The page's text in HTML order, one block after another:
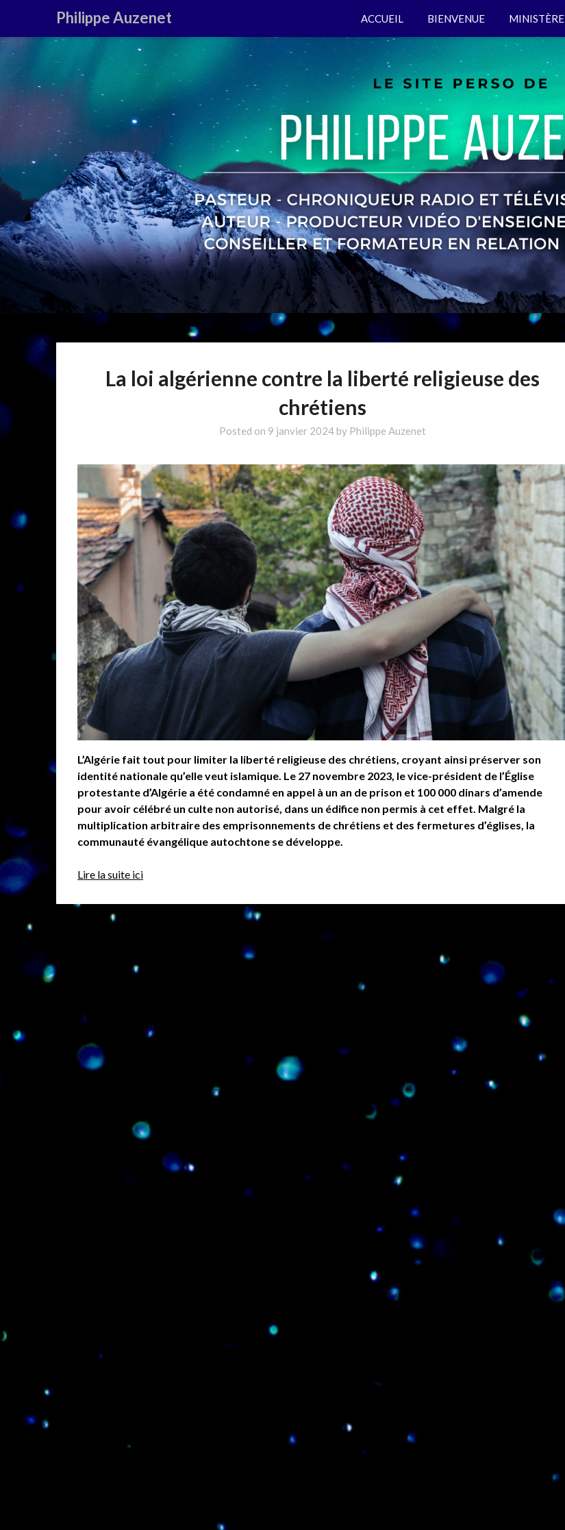
Philippe Auzenet ACCUEIL BIENVENUE MINISTÈRE
La loi algérienne contre la liberté religieuse des
chrétiens
Posted on 9 janvier 2024 by Philippe Auzenet
L’Algérie fait tout pour limiter la liberté religieuse des chrétiens, croyant ainsi préserver son
identité nationale qu’elle veut islamique. Le 27 novembre 2023, le vice-président de l’Église
protestante d’Algérie a été condamné en appel à un an de prison et 100 000 dinars d’amende
pour avoir célébré un culte non autorisé, dans un édifice non permis à cet effet. Malgré la
multiplication arbitraire des emprisonnements de chrétiens et des fermetures d’églises, la
communauté évangélique autochtone se développe.
Lire la suite ici